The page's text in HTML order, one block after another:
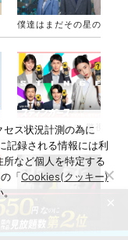
ス状況計測の為に
記録される情報には利
など個人を特定する
「Cookies(クッキー)